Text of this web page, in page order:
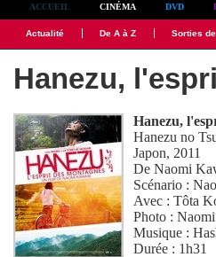
ACCUEIL CINÉMA DVD
Actualité De A à Z Sorties
Hanezu,
Hanezu,
Hanezu no
Japon, 2011
DeNaomi
Scénario :
Avec :Tôta
Photo :
Musique :
Durée : 1h31